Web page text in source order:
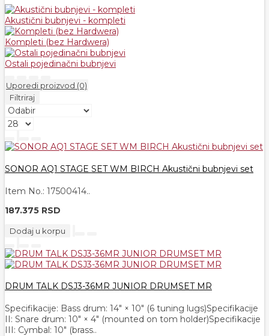
Akustični bubnjevi - kompleti
Kompleti (bez Hardwera)
Ostali pojedinačni bubnjevi
Uporedi proizvod (0)
Filtriraj
SONOR AQ1 STAGE SET WM BIRCH Akustični bubnjevi set
Item No.: 17500414..
187.375 RSD
Dodaj u korpu
DRUM TALK DSJ3-36MR JUNIOR DRUMSET MR
Specifikacije: Bass drum: 14" × 10" (6 tuning lugs)Specifikacije
II: Snare drum: 10" × 4" (mounted on tom holder)Specifikacije
III: Cymbal: 10" (brass..